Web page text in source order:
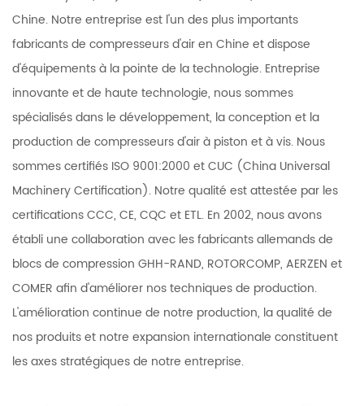
Chine. Notre entreprise est l'un des plus importants
fabricants de compresseurs d'air en Chine et dispose
d'équipements à la pointe de la technologie. Entreprise
innovante et de haute technologie, nous sommes
spécialisés dans le développement, la conception et la
production de compresseurs d'air à piston et à vis. Nous
sommes certifiés ISO 9001:2000 et CUC (China Universal
Machinery Certification). Notre qualité est attestée par les
certifications CCC, CE, CQC et ETL. En 2002, nous avons
établi une collaboration avec les fabricants allemands de
blocs de compression GHH-RAND, ROTORCOMP, AERZEN et
COMER afin d'améliorer nos techniques de production.
L'amélioration continue de notre production, la qualité de
nos produits et notre expansion internationale constituent
les axes stratégiques de notre entreprise.